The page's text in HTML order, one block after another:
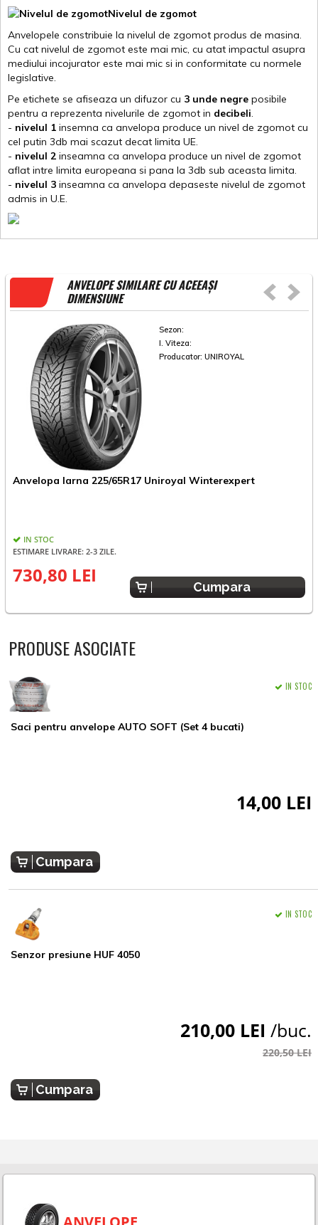
Nivelul de zgomot
Anvelopele constribuie la nivelul de zgomot produs de masina.
Cu cat nivelul de zgomot este mai mic, cu atat impactul asupra
mediului incojurator este mai mic si in conformitate cu normele
legislative.
Pe etichete se afiseaza un difuzor cu 3 unde negre posibile
pentru a reprezenta nivelurile de zgomot in decibeli.
- nivelul 1 insemna ca anvelopa produce un nivel de zgomot cu
cel putin 3db mai scazut decat limita UE.
- nivelul 2 inseamna ca anvelopa produce un nivel de zgomot
aflat intre limita europeana si pana la 3db sub aceasta limita.
- nivelul 3 inseamna ca anvelopa depaseste nivelul de zgomot
admis in U.E.
ANVELOPE SIMILARE CU ACEEAȘI
DIMENSIUNE
Sezon:
I. Viteza:
Producator: UNIROYAL
Anvelopa Iarna 225/65R17 Uniroyal Winterexpert
IN STOC
ESTIMARE LIVRARE: 2-3 ZILE.
730,80 LEI
Cumpara
PRODUSE ASOCIATE
Saci pentru anvelope AUTO SOFT (Set 4 bucati)
IN STOC
14,00 LEI
Cumpara
Senzor presiune HUF 4050
IN STOC
210,00 LEI /buc.
220,50 LEI
Cumpara